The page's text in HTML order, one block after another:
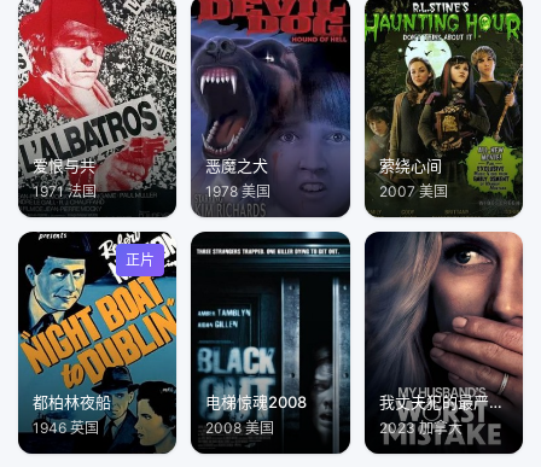
爱恨与共
1971 法国
恶魔之犬
1978 美国
萦绕心间
2007 美国
正片
都柏林夜船
1946 英国
电梯惊魂2008
2008 美国
我丈夫犯的最严重的错误
2023 加拿大